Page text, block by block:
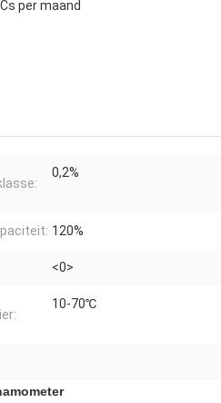
per maand
0,2%
120%
<0>
10-70℃